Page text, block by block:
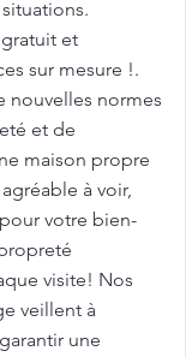
et
sur mesure !.
nouvelles normes
et de
maison propre
à voir,
votre bien-
visite! Nos
veillent à
une